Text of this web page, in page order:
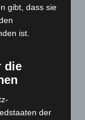
gibt, dass sie
ist.
die
der